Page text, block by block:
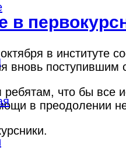
в
в институте
вновь поступившим
что бы все
в преодолении